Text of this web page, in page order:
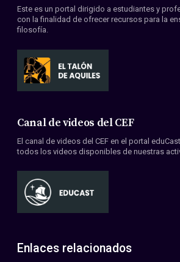
Convenios
Este es un portal dirigido a estudiantes y
con la finalidad de ofrecer recursos para la
filosofía.
Canal de videos del CEF
El canal de videos del CEF en el portal
todos los videos disponibles de nuestras
Enlaces relacionados